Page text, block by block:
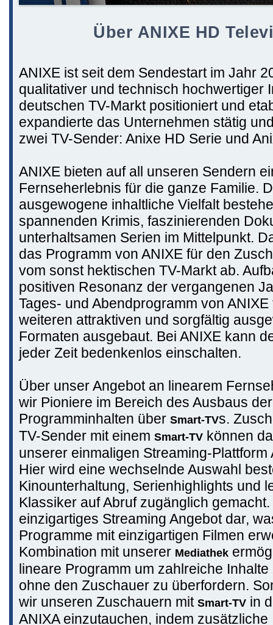
Über ANIXE HD
ANIXE ist seit dem Sendestart im Jahr
qualitativer und technisch hochwertiger
deutschen TV-Markt positioniert und
expandierte das Unternehmen stätig
zwei TV-Sender: Anixe HD Serie und
ANIXE bieten auf all unseren Sendern
Fernseherlebnis für die ganze Familie.
ausgewogene inhaltliche Vielfalt
spannenden Krimis, faszinierenden
unterhaltsamen Serien im Mittelpunkt.
das Programm von ANIXE für den
vom sonst hektischen TV-Markt ab.
positiven Resonanz der vergangenen
Tages- und Abendprogramm von
weiteren attraktiven und sorgfältig
Formaten ausgebaut. Bei ANIXE kann
jeder Zeit bedenkenlos einschalten.
Über unser Angebot an linearem
wir Pioniere im Bereich des Ausbaus
Programminhalten über Smart-TVs.
TV-Sender mit einem Smart-TV können
unserer einmaligen Streaming-Plattform
Hier wird eine wechselnde Auswahl
Kinounterhaltung, Serienhighlights und
Klassiker auf Abruf zugänglich
einzigartiges Streaming Angebot dar,
Programme mit einzigartigen Filmen
Kombination mit unserer Mediathek
lineare Programm um zahlreiche
ohne den Zuschauer zu überfordern.
wir unseren Zuschauern mit Smart-TV in
ANIXA einzutauchen, indem zusätzliche